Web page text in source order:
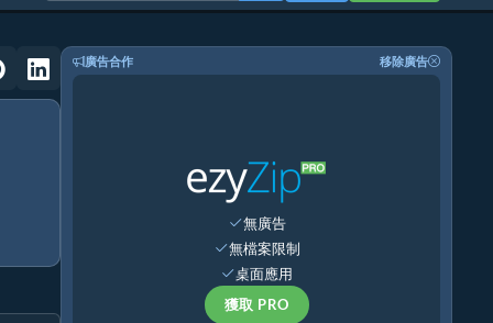
廣告合作 移除廣告
無廣告
無檔案限制
桌面應用
獲取 PRO